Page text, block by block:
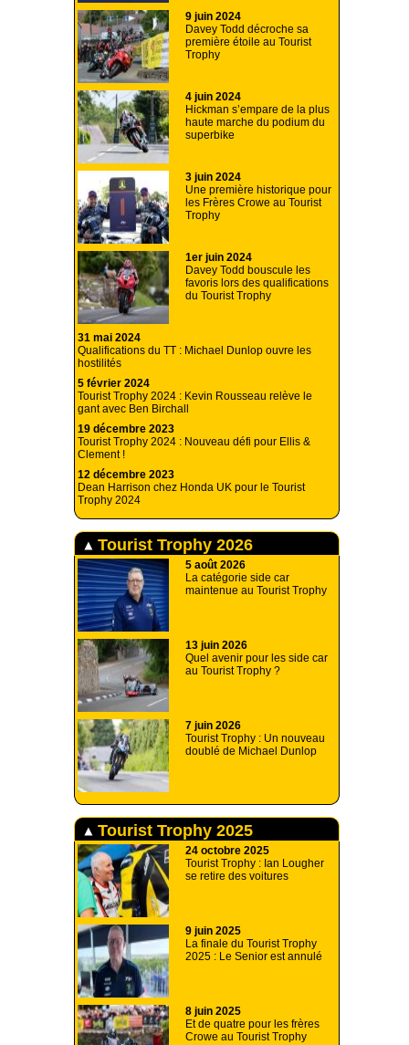
9 juin 2024
Davey Todd décroche sa
première étoile au Tourist
Trophy
4 juin 2024
Hickman s’empare de la plus
haute marche du podium du
superbike
3 juin 2024
Une première historique pour
les Frères Crowe au Tourist
Trophy
1er juin 2024
Davey Todd bouscule les
favoris lors des qualifications
du Tourist Trophy
31 mai 2024
Qualifications du TT : Michael Dunlop ouvre les
hostilités
5 février 2024
Tourist Trophy 2024 : Kevin Rousseau relève le
gant avec Ben Birchall
19 décembre 2023
Tourist Trophy 2024 : Nouveau défi pour Ellis &
Clement !
12 décembre 2023
Dean Harrison chez Honda UK pour le Tourist
Trophy 2024
Tourist Trophy 2026
5 août 2026
La catégorie side car
maintenue au Tourist Trophy
13 juin 2026
Quel avenir pour les side car
au Tourist Trophy ?
7 juin 2026
Tourist Trophy : Un nouveau
doublé de Michael Dunlop
Tourist Trophy 2025
24 octobre 2025
Tourist Trophy : Ian Lougher
se retire des voitures
9 juin 2025
La finale du Tourist Trophy
2025 : Le Senior est annulé
8 juin 2025
Et de quatre pour les frères
Crowe au Tourist Trophy